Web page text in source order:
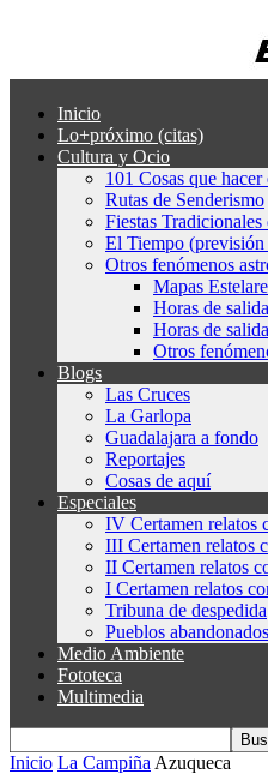
Inicio
Lo+próximo (citas)
Cultura y Ocio
101 Cosas que
Rutas de Senderismo
Fiestas Tradicionales
El Tiempo
Otros fenómenos
Mapas
Horas de
Horas de
Otros
Blogs
Las Cruces
La Garlopa
Guadalajara a fondo
Reportajes
Cosas de aquí
Especiales
IV Certamen relatos
III Certamen relatos
II Certamen relatos
I Certamen relatos
Tribuna de despedida
Pueblos
Medio Ambiente
Fototeca
Multimedia
Inicio La Campiña Azuqueca